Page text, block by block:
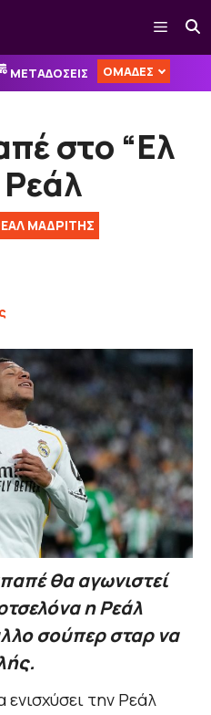
Μενού
ΜΕΤΑΔΟΣΕΙΣ ΟΜΑΔΕΣ
στο “Ελ
ΜΑΔΡΙΤΗΣ
θα αγωνιστεί
η Ρεάλ
σούπερ σταρ να
την Ρεάλ